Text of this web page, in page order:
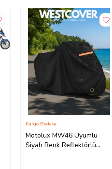
Motolux MW46 Uyumlu
Siyah Renk Reflektörlü
Kargo Bedava